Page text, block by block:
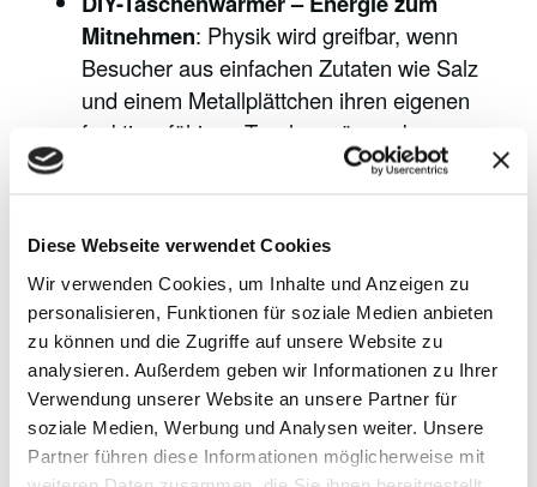
Diese Webseite verwendet Cookies
Wir verwenden Cookies, um Inhalte und Anzeigen zu
personalisieren, Funktionen für soziale Medien anbieten
zu können und die Zugriffe auf unsere Website zu
analysieren. Außerdem geben wir Informationen zu Ihrer
Verwendung unserer Website an unsere Partner für
soziale Medien, Werbung und Analysen weiter. Unsere
Partner führen diese Informationen möglicherweise mit
Mitnehmen: Physik wird greifbar, wenn
Besucher aus einfachen Zutaten wie Salz
und einem Metallplättchen ihren eigenen
funktionsfähigen Taschenwärmer bauen.
Das Projekt im Mini-Format für die
selbstgemachte „Heizung“ darf direkt mit
nach Hause genommen werden.
Achtung, explosiv! Wenn die Tonne
knallt: Dass richtige Mülltrennung
lebenswichtig ist, zeigt aha mit einem
eindrucksvollen Aufklärungsfilm. Er
veranschaulicht, wie falsch entsorgte Akkus